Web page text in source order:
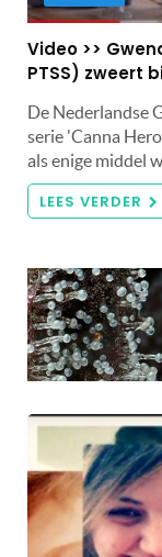
Video >>
PTSS) zweert
De Nederlandse
serie 'Canna
als enige middel
LEES VERDER